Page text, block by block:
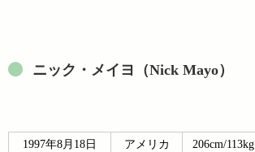
ニック・メイヨ（Nick Mayo）
1997年8月18日 アメリカ 206cm/113kg